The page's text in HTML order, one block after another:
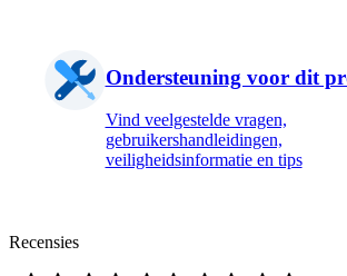
Ondersteuning voor dit
Vind veelgestelde vragen,
gebruikershandleidingen,
veiligheidsinformatie en tips
Recensies